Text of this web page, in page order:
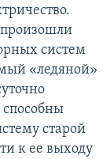
систем
«ледяной»
старой
к ее выходу